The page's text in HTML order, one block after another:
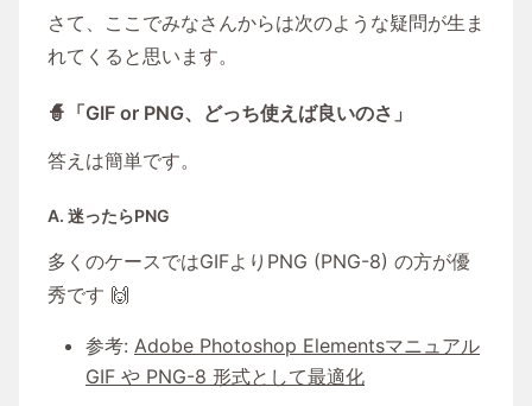
さて、ここでみなさんからは次のような疑問が生ま
れてくると思います。
🧙「GIF or PNG、どっち使えば良いのさ」
答えは簡単です。
A. 迷ったらPNG
多くのケースではGIFよりPNG (PNG-8) の方が優
秀です 🙌
参考: Adobe Photoshop Elementsマニュアル
GIF や PNG-8 形式として最適化